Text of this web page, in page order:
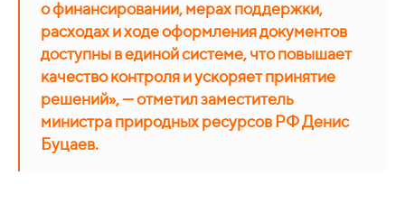
о финансировании, мерах поддержки,
расходах и ходе оформления документов
доступны в единой системе, что повышает
качество контроля и ускоряет принятие
решений», — отметил заместитель
министра природных ресурсов РФ Денис
Буцаев.